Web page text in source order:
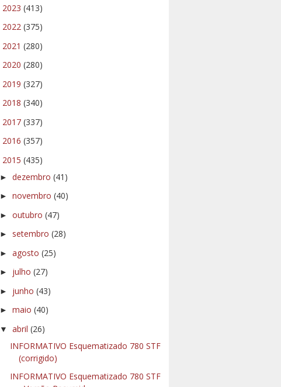
2023 (413)
2022 (375)
2021 (280)
2020 (280)
2019 (327)
2018 (340)
2017 (337)
2016 (357)
2015 (435)
► dezembro (41)
► novembro (40)
► outubro (47)
► setembro (28)
► agosto (25)
► julho (27)
► junho (43)
► maio (40)
▼ abril (26)
INFORMATIVO Esquematizado 780 STF
(corrigido)
INFORMATIVO Esquematizado 780 STF